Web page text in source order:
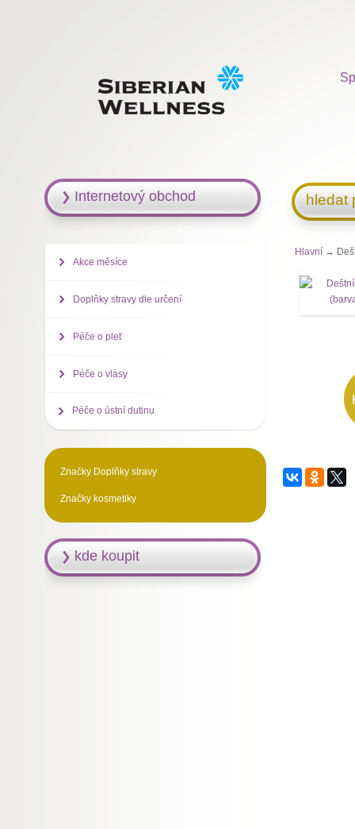
hledat
Hlavní →
Internetový obchod
Akce měsíce
Doplňky stravy dle určení
Péče o pleť
Péče o vlasy
Péče o ústní dutinu
Značky Doplňky stravy
Značky kosmetiky
kde koupit